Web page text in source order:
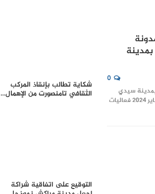
بمدينة
0
بمدينة سيدي
سليمان عشية أمس الأربعاء 15 يناير 2024 فعاليات
شكاية تطالب بإنقاذ المركب
الثقافي تامنصورت من الإهمال…
التوقيع على اتفاقية شراكة